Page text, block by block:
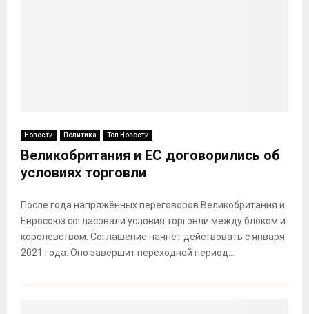
Новости Политика Топ Новости
Великобритания и ЕС договорились об
условиях торговли
После года напряжённых переговоров Великобритания и
Евросоюз согласовали условия торговли между блоком и
королевством. Соглашение начнёт действовать с января
2021 года. Оно завершит переходной период...